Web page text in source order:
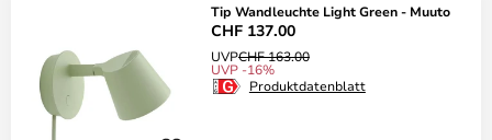
Tip Wandleuchte Light Green - Muuto
CHF 137.00
UVPCHF 163.00
UVP -16%
Produktdatenblatt